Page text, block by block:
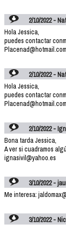
2/10/2022 -
Hola Jessica,
puedes contactar
Placenad@hotmail.com
2/10/2022 -
Hola Jessica,
puedes contactar
Placenad@hotmail.com
2/10/2022 -
Bona tarda Jessica,
A ver si cuadramos
ignasivil@yahoo.es
3/10/2022 -
Me interesa:
3/10/2022 -